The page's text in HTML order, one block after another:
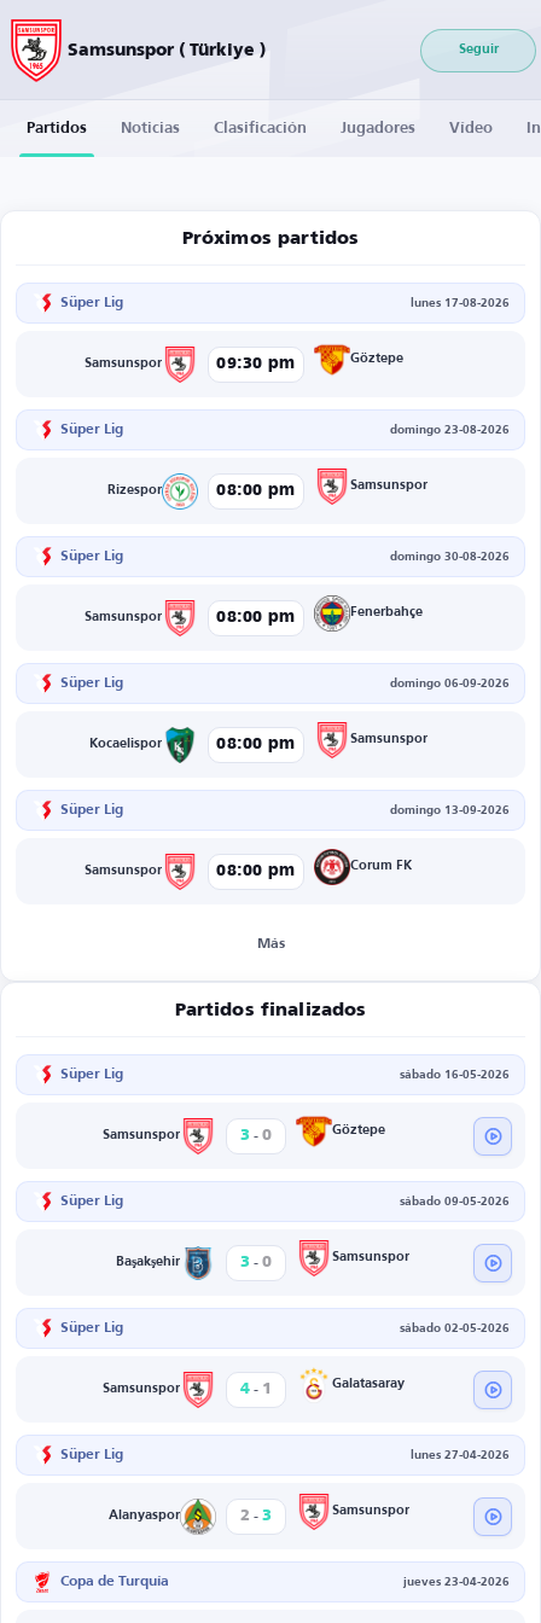
Samsunspor ( Türkiye ) Seguir
Partidos Noticias Clasificación Jugadores Vídeo
Próximos partidos
Süper Lig lunes 17-08-2026
Samsunspor 09:30 pm Göztepe
Süper Lig domingo 23-08-2026
Rizespor 08:00 pm Samsunspor
Süper Lig domingo 30-08-2026
Samsunspor 08:00 pm Fenerbahçe
Süper Lig domingo 06-09-2026
Kocaelispor 08:00 pm Samsunspor
Süper Lig domingo 13-09-2026
Samsunspor 08:00 pm Corum FK
Más
Partidos finalizados
Süper Lig sábado 16-05-2026
Samsunspor 3 - 0 Göztepe
Süper Lig sábado 09-05-2026
Başakşehir 3 - 0 Samsunspor
Süper Lig sábado 02-05-2026
Samsunspor 4 - 1 Galatasaray
Süper Lig lunes 27-04-2026
Alanyaspor 2 - 3 Samsunspor
Copa de Turquía jueves 23-04-2026